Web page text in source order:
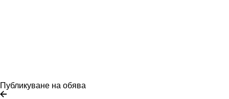
Публикуване на обява